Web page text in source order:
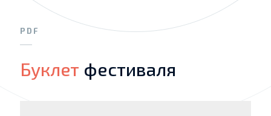
PDF
Буклет фестиваля